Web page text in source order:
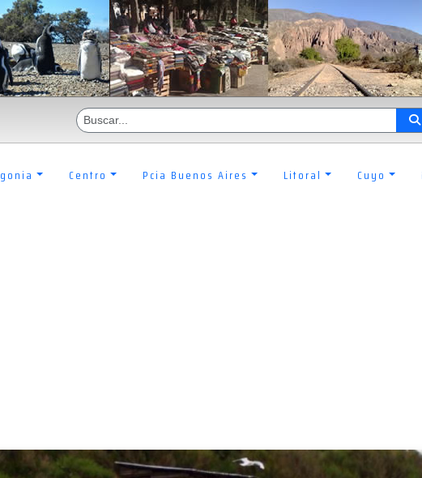
Centro Pcia Buenos Aires Litoral Cuyo